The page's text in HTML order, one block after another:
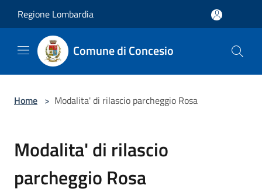
Regione Lombardia
Comune di Concesio
Home > Modalita' di rilascio parcheggio Rosa
Modalita' di rilascio
parcheggio Rosa